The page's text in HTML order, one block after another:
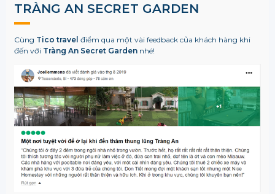
TRÀNG AN SECRET GARDEN
Cùng Tico travel điểm qua một vài feedback của khách hàng khi
đến với Tràng An Secret Gardennhé!